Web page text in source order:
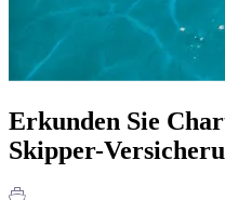
Erkunden Sie
Skipper-